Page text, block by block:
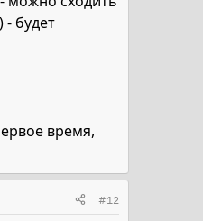
- будет
время,
#12